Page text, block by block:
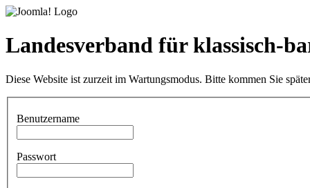
Landesverband für klassisch-
Diese Website ist zurzeit im Wartungsmodus. Bitte kommen Sie
Benutzername
Passwort